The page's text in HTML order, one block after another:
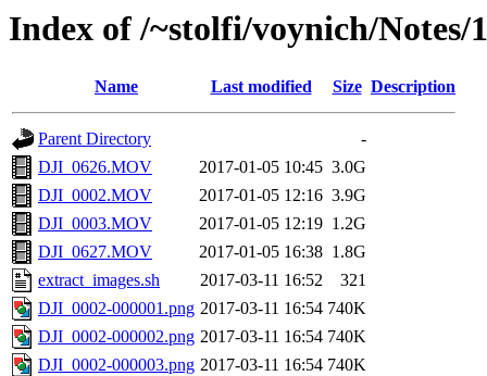
Index of /~stolfi/voynich/
Name Last modified Size Description
Parent Directory
-
DJI_0626.MOV
2017-01-05 10:45 3.0G
DJI_0002.MOV
2017-01-05 12:16 3.9G
DJI_0003.MOV
2017-01-05 12:19 1.2G
DJI_0627.MOV
2017-01-05 16:38 1.8G
extract_images.sh
2017-03-11 16:52
321
DJI_0002-000001.png 2017-03-11 16:54 740K
DJI_0002-000002.png 2017-03-11 16:54 740K
DJI_0002-000003.png 2017-03-11 16:54 740K